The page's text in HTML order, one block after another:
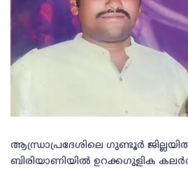
ആന്ധ്രാപ്രദേശിലെ ഗുണ്ടൂര്‍
ബിരിയാണിയില്‍ ഉറക്കഗുളിക